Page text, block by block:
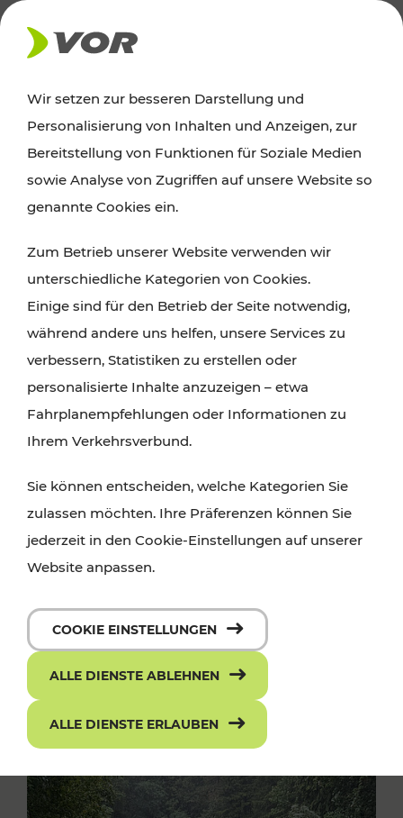
AKTUELLES
News
Alle wichtigen Meldungen zu Fahrplanänderungen,
finden Sie hier im Überblick.
Wir setzen zur besseren Darstellung und
Personalisierung von Inhalten und Anzeigen, zur
Bereitstellung von Funktionen für Soziale Medien
sowie Analyse von Zugriffen auf unsere Website so
genannte Cookies ein.
Zum Betrieb unserer Website verwenden wir
unterschiedliche Kategorien von Cookies.
Einige sind für den Betrieb der Seite notwendig,
während andere uns helfen, unsere Services zu
verbessern, Statistiken zu erstellen oder
personalisierte Inhalte anzuzeigen – etwa
Fahrplanempfehlungen oder Informationen zu
Ihrem Verkehrsverbund.
Sie können entscheiden, welche Kategorien Sie
zulassen möchten. Ihre Präferenzen können Sie
jederzeit in den Cookie-Einstellungen auf unserer
Website anpassen.
COOKIE EINSTELLUNGEN
ALLE DIENSTE ABLEHNEN
ALLE DIENSTE ERLAUBEN